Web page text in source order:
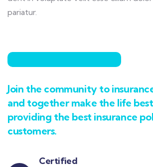
pariatur.
Join the community to
and together make the life
providing the best insurance
customers.
Certified